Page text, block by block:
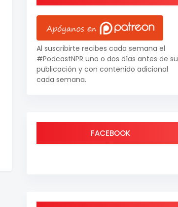
Al suscribirte recibes cada semana el
#PodcastNPR uno o dos días antes de su
publicación y con contenido adicional
cada semana.
FACEBOOK